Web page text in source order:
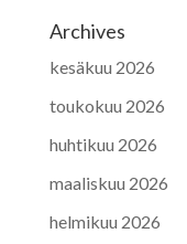
Archives
kesäkuu 2026
toukokuu 2026
huhtikuu 2026
maaliskuu 2026
helmikuu 2026